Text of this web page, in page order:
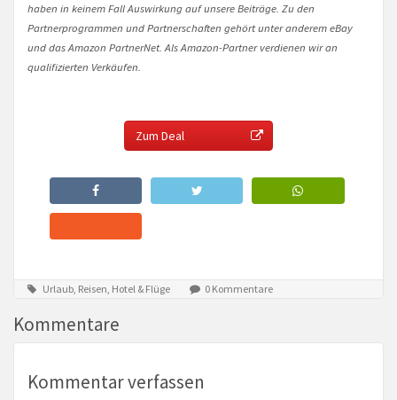
haben in keinem Fall Auswirkung auf unsere Beiträge. Zu den
Partnerprogrammen und Partnerschaften gehört unter anderem eBay
und das Amazon PartnerNet. Als Amazon-Partner verdienen wir an
qualifizierten Verkäufen.
Zum Deal
Urlaub, Reisen, Hotel & Flüge 0 Kommentare
Kommentare
Kommentar verfassen